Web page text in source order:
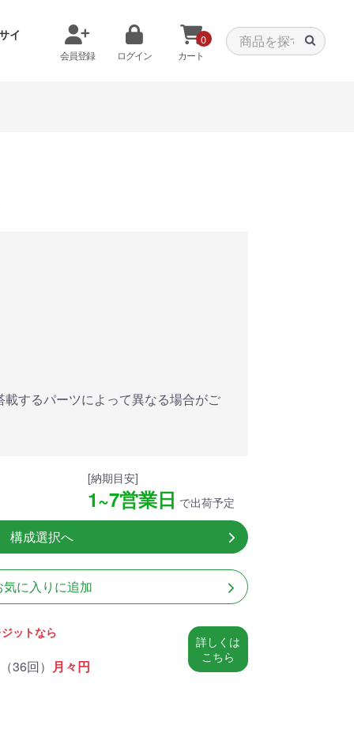
イ
会員登録 ログイン
0
カート
た
ドする
載。
が、パソコン内部の美しさ
するパーツによって異なる場合がご
[納期目安]
1~7営業日 で出荷予定
構成選択へ
気に入りに追加
ットなら
36回） 月々円
詳しくは
こちら